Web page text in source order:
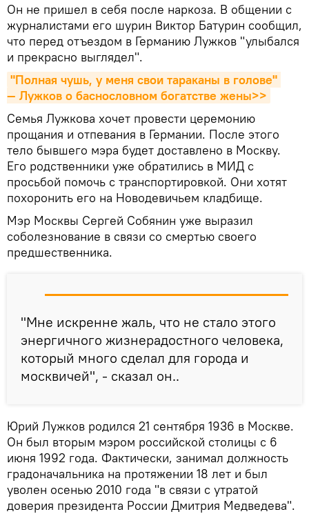
Он не пришел в себя после наркоза. В общении с
журналистами его шурин Виктор Батурин сообщил,
что перед отъездом в Германию Лужков "улыбался
и прекрасно выглядел".
"Полная чушь, у меня свои тараканы в голове"
— Лужков о баснословном богатстве жены>>
Семья Лужкова хочет провести церемонию
прощания и отпевания в Германии. После этого
тело бывшего мэра будет доставлено в Москву.
Его родственники уже обратились в МИД с
просьбой помочь с транспортировкой. Они хотят
похоронить его на Новодевичьем кладбище.
Мэр Москвы Сергей Собянин уже выразил
соболезнование в связи со смертью своего
предшественника.
"Мне искренне жаль, что не стало этого
энергичного жизнерадостного человека,
который много сделал для города и
москвичей", - сказал он..
Юрий Лужков родился 21 сентября 1936 в Москве.
Он был вторым мэром российской столицы с 6
июня 1992 года. Фактически, занимал должность
градоначальника на протяжении 18 лет и был
уволен осенью 2010 года "в связи с утратой
доверия президента России Дмитрия Медведева".